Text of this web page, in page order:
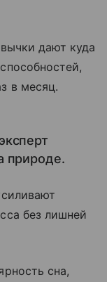
дают куда
в месяц.
природе.
без лишней
сна,